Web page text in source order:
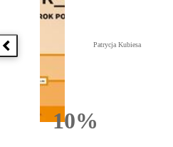
Poprzednia książka
10%Rabatu
Patrycja Kubiesa